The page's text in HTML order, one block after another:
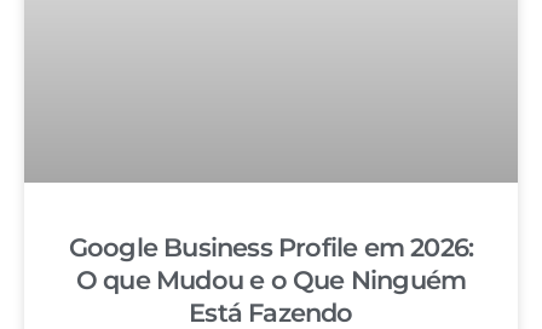
Google Business Profile em 2026:
O que Mudou e o Que Ninguém
Está Fazendo